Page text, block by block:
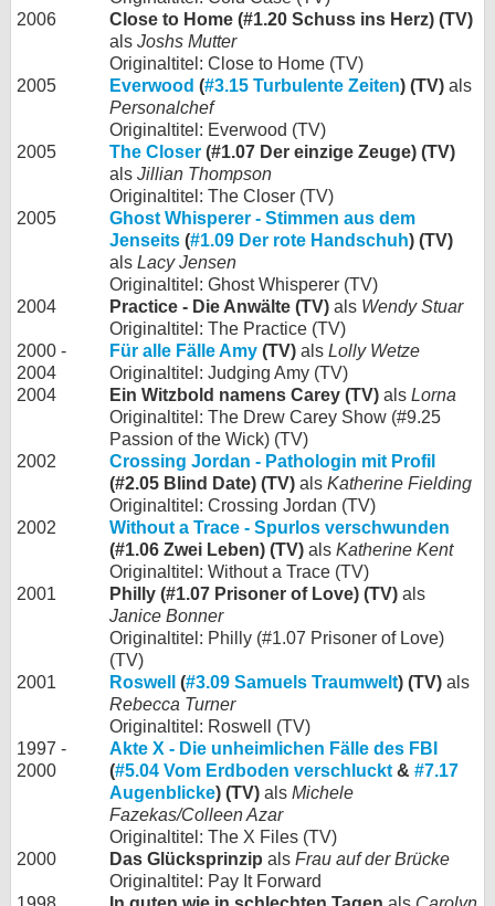
2006
Close to Home (#1.20 Schuss ins Herz) (TV)
als Joshs Mutter
Originaltitel: Close to Home (TV)
2005
Everwood (#3.15 Turbulente Zeiten) (TV) als
Personalchef
Originaltitel: Everwood (TV)
2005
The Closer (#1.07 Der einzige Zeuge) (TV)
als Jillian Thompson
Originaltitel: The Closer (TV)
2005
Ghost Whisperer - Stimmen aus dem
Jenseits (#1.09 Der rote Handschuh) (TV)
als Lacy Jensen
Originaltitel: Ghost Whisperer (TV)
2004
Practice - Die Anwälte (TV) als Wendy Stuar
Originaltitel: The Practice (TV)
2000 -
2004
Für alle Fälle Amy (TV) als Lolly Wetze
Originaltitel: Judging Amy (TV)
2004
Ein Witzbold namens Carey (TV) als Lorna
Originaltitel: The Drew Carey Show (#9.25
Passion of the Wick) (TV)
2002
Crossing Jordan - Pathologin mit Profil
(#2.05 Blind Date) (TV) als Katherine Fielding
Originaltitel: Crossing Jordan (TV)
2002
Without a Trace - Spurlos verschwunden
(#1.06 Zwei Leben) (TV) als Katherine Kent
Originaltitel: Without a Trace (TV)
2001
Philly (#1.07 Prisoner of Love) (TV) als
Janice Bonner
Originaltitel: Philly (#1.07 Prisoner of Love)
(TV)
2001
Roswell (#3.09 Samuels Traumwelt) (TV) als
Rebecca Turner
Originaltitel: Roswell (TV)
1997 -
2000
Akte X - Die unheimlichen Fälle des FBI
(#5.04 Vom Erdboden verschluckt & #7.17
Augenblicke) (TV) als Michele
Fazekas/Colleen Azar
Originaltitel: The X Files (TV)
2000
Das Glücksprinzip als Frau auf der Brücke
Originaltitel: Pay It Forward